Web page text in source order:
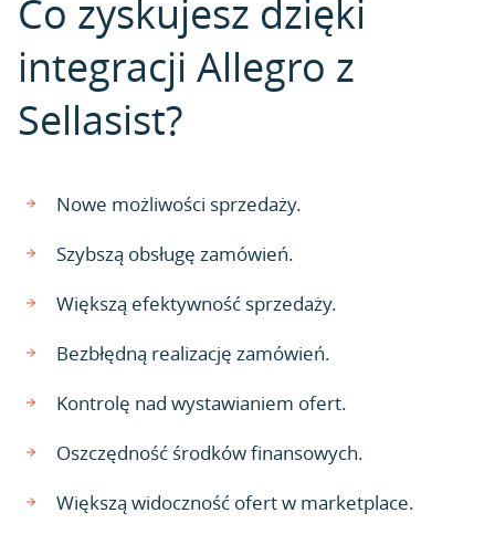
Co zyskujesz dzięki
integracji Allegro z
Sellasist?
Nowe możliwości sprzedaży.
Szybszą obsługę zamówień.
Większą efektywność sprzedaży.
Bezbłędną realizację zamówień.
Kontrolę nad wystawianiem ofert.
Oszczędność środków finansowych.
Większą widoczność ofert w marketplace.